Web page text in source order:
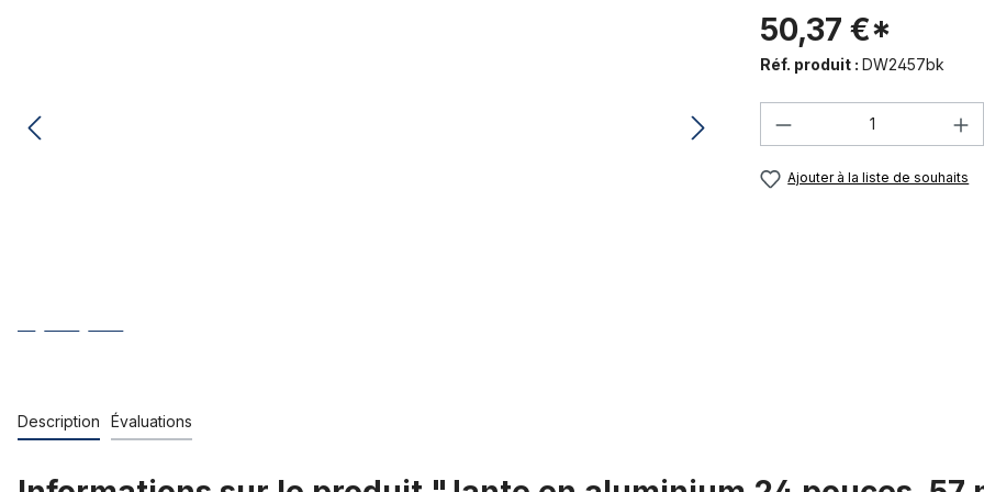
50,37 €*
Réf. produit : DW2457bk
Quantité de
Ajouter à la liste de souhaits
Description Évaluations